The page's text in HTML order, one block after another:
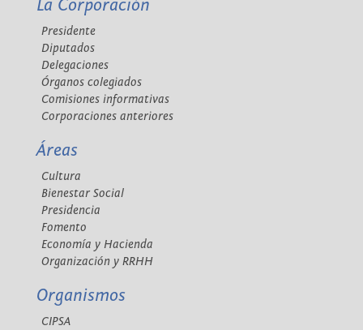
La Corporación
Presidente
Diputados
Delegaciones
Órganos colegiados
Comisiones informativas
Corporaciones anteriores
Áreas
Cultura
Bienestar Social
Presidencia
Fomento
Economía y Hacienda
Organización y RRHH
Organismos
CIPSA